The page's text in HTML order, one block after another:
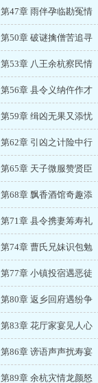
第47章 雨伴孕临勘冤情
第50章 破谜擒僧苦追寻
第53章 八王余杭察民情
第56章 县令义纳仵作才
第59章 缉凶无果又添忧
第62章 引凶之计险中行
第65章 天子微服赞贤臣
第68章 飘香酒馆奇趣添
第71章 县令携妻筹寿礼
第74章 曹氏兄妹识包勉
第77章 小镇投宿遇恶徒
第80章 返乡回府遇纷争
第83章 花厅家宴见人心
第86章 谤语声声扰寿宴
第89章 余杭灾情龙颜怒